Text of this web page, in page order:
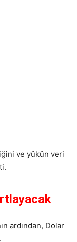
ve yükün veri
ardından, Dolar